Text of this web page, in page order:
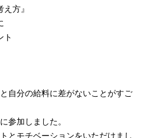
方』
ト
自分の給料に差がないことがすご
参加しました。
とモチベーションをいただけまし